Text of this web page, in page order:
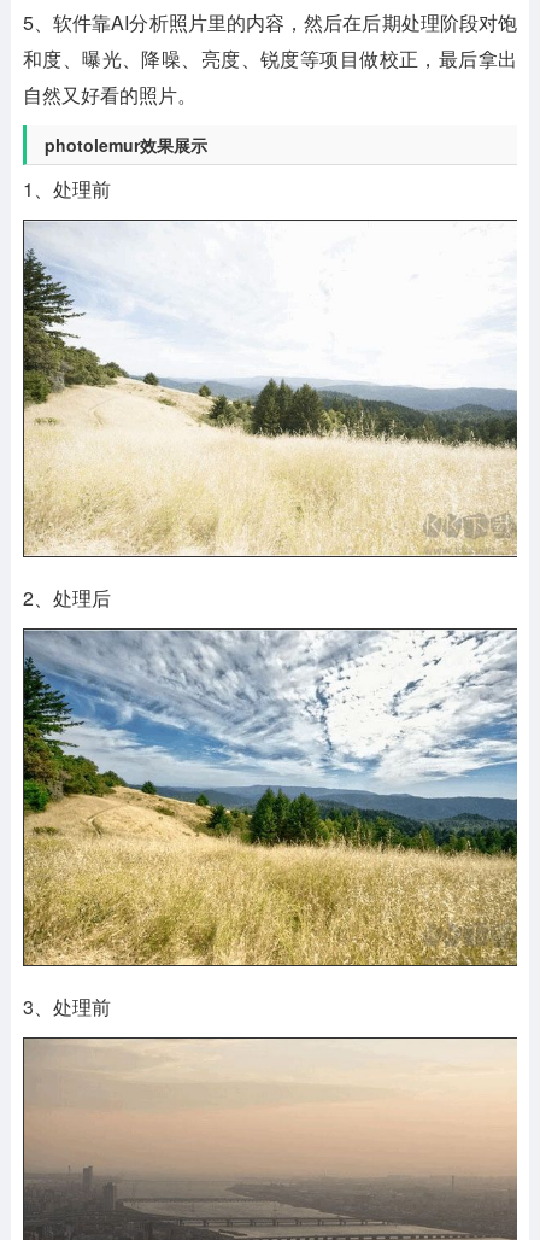
5、软件靠AI分析照片里的内容，然后在后期处理阶段对饱
和度、曝光、降噪、亮度、锐度等项目做校正，最后拿出
自然又好看的照片。
photolemur效果展示
1、处理前
2、处理后
3、处理前